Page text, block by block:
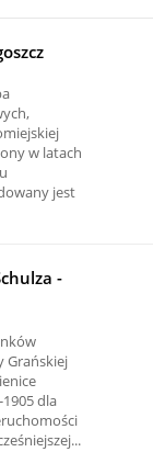
w latach
jest
-
Grańskiej
dla